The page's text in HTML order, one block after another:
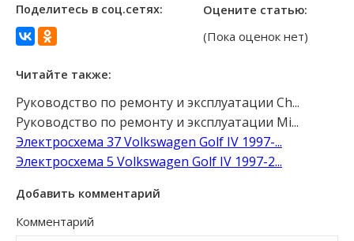
Поделитесь в соц.сетях: Оцените статью:
(Пока оценок нет)
Читайте также:
Руководство по ремонту и эксплуатации Ch...
Руководство по ремонту и эксплуатации Mi...
Электросхема 37 Volkswagen Golf IV 1997-...
Электросхема 5 Volkswagen Golf IV 1997-2...
Добавить комментарий
Комментарий